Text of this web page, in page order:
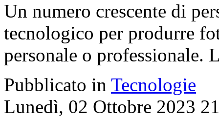
Un numero crescente di
tecnologico per produrre
personale o professionale.
Pubblicato in Tecnologie
Lunedì, 02 Ottobre 2023